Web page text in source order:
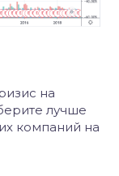
на
лучше
компаний на